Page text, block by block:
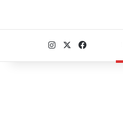
فيسبوكانستقرام